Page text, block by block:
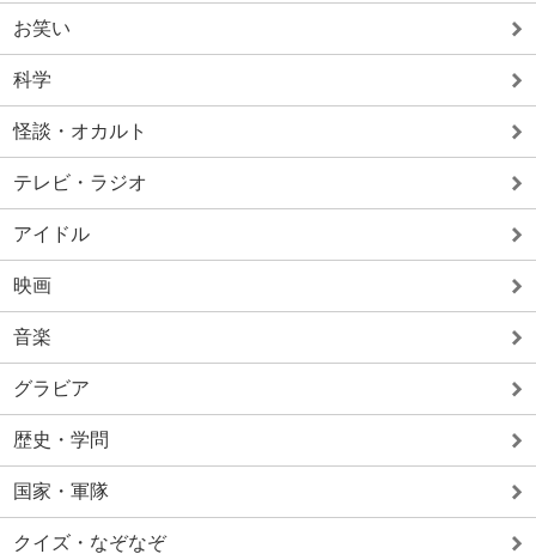
お笑い
科学
怪談・オカルト
テレビ・ラジオ
アイドル
映画
音楽
グラビア
歴史・学問
国家・軍隊
クイズ・なぞなぞ